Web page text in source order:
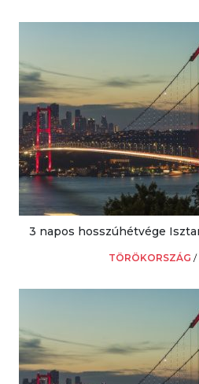
3 napos hosszúhétvége
TÖRÖKORSZÁG /